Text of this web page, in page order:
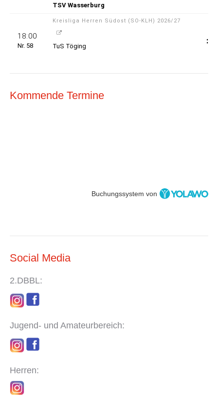
Kommende Termine
Buchungssystem von
Social Media
2.DBBL:
Jugend- und Amateurbereich:
Herren: